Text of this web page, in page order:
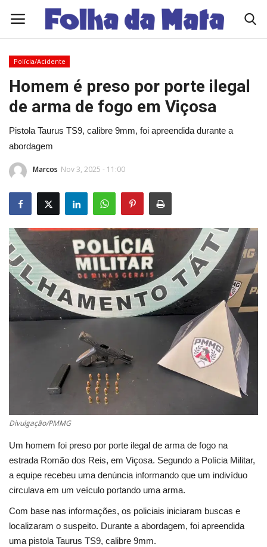
Quem Somos
Como Anunciar
Contato
Eleições 2026
Edições Diárias - NOTÍCIAS DO DIA
Polícia/Acidente
Viçosa
Cultura
UFV
Sua Cidade
Tempo
Saúde
Política
Trânsito
Segurança Pública
Polícia/Acidente
Homem é preso por porte ilegal
de arma de fogo em Viçosa
Pistola Taurus TS9, calibre 9mm, foi apreendida durante a
abordagem
Marcos Nov 3, 2025 - 11:00
Divulgação/PMMG
Um homem foi preso por porte ilegal de arma de fogo na
estrada Romão dos Reis, em Viçosa. Segundo a Polícia Militar,
a equipe recebeu uma denúncia informando que um indivíduo
circulava em um veículo portando uma arma.
Com base nas informações, os policiais iniciaram buscas e
localizaram o suspeito. Durante a abordagem, foi apreendida
uma pistola Taurus TS9, calibre 9mm.